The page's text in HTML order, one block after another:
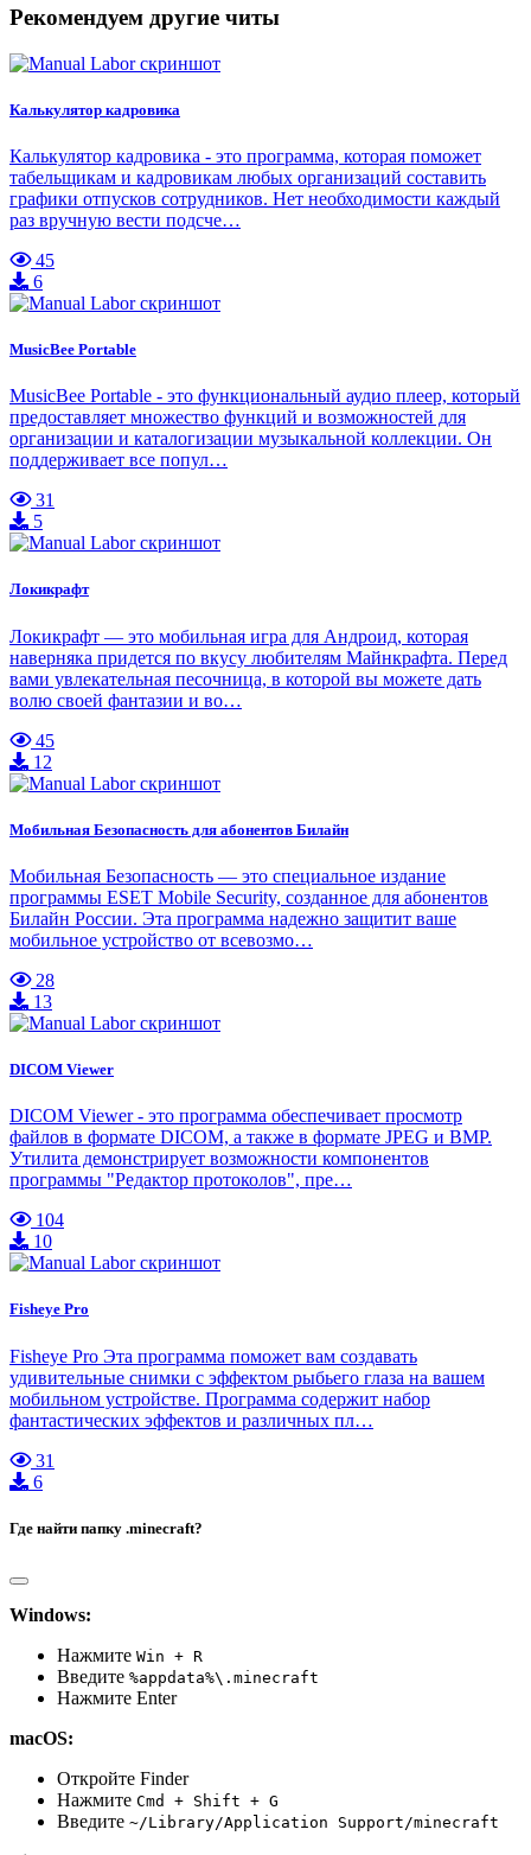
Рекомендуем другие читы
Калькулятор кадровика
Калькулятор кадровика - это программа, которая поможет
табельщикам и кадровикам любых организаций составить
графики отпусков сотрудников. Нет необходимости каждый
раз вручную вести подсче…
45
6
MusicBee Portable
MusicBee Portable - это функциональный аудио плеер, который
предоставляет множество функций и возможностей для
организации и каталогизации музыкальной коллекции. Он
поддерживает все попул…
31
5
Локикрафт
Локикрафт — это мобильная игра для Андроид, которая
наверняка придется по вкусу любителям Майнкрафта. Перед
вами увлекательная песочница, в которой вы можете дать
волю своей фантазии и во…
45
12
Мобильная Безопасность для абонентов Билайн
Мобильная Безопасность — это специальное издание
программы ESET Mobile Security, созданное для абонентов
Билайн России. Эта программа надежно защитит ваше
мобильное устройство от всевозмо…
28
13
DICOM Viewer
DICOM Viewer - это программа обеспечивает просмотр
файлов в формате DICOM, а также в формате JPEG и BMP.
Утилита демонстрирует возможности компонентов
программы "Редактор протоколов", пре…
104
10
Fisheye Pro
Fisheye Pro Эта программа поможет вам создавать
удивительные снимки с эффектом рыбьего глаза на вашем
мобильном устройстве. Программа содержит набор
фантастических эффектов и различных пл…
31
6
Где найти папку .minecraft?
Windows:
Нажмите Win + R
Введите %appdata%\.minecraft
Нажмите Enter
macOS:
Откройте Finder
Нажмите Cmd + Shift + G
Введите ~/Library/Application Support/minecraft